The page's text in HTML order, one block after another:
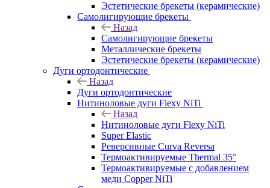
Эстетические брекеты (керамические)
Самолигирующие брекеты
Назад
Самолигирующие брекеты
Металлические брекеты
Эстетические брекеты (керамические)
Дуги ортодонтические
Назад
Дуги ортодонтические
Нитиноловые дуги Flexy NiTi
Назад
Нитиноловые дуги Flexy NiTi
Super Elastic
Реверсивные Curva Reversa
Термоактивируемые Thermal 35°
Термоактивируемые с добавлением
меди Copper NiTi